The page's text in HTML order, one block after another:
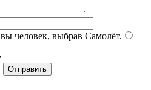
человек, выбрав Самолёт.